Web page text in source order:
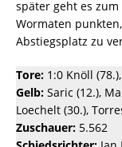
später geht es
Wormaten
Abstiegsplatz zu
Tore: 1:0 Knöll
Gelb: Saric (12.),
Loechelt (30.),
Zuschauer: 5.562